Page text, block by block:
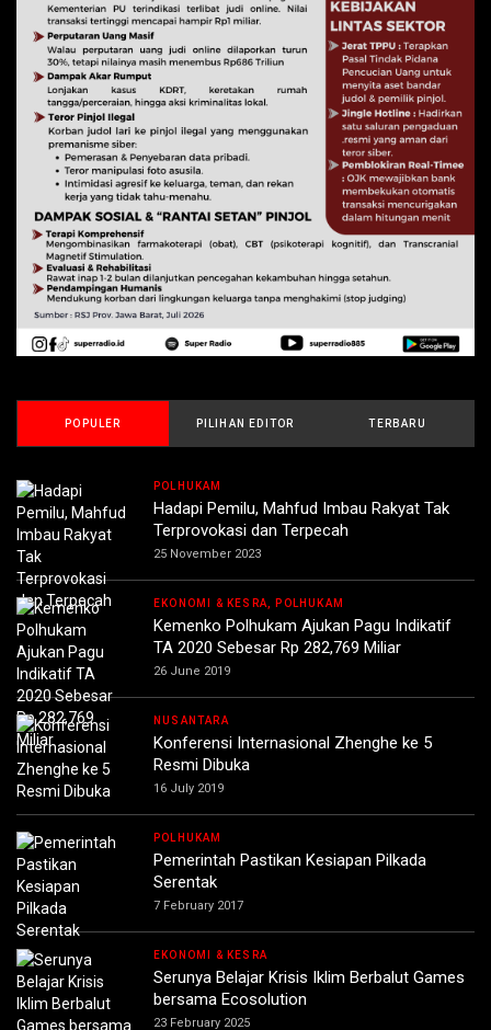
POPULER PILIHAN EDITOR TERBARU
POLHUKAM
Hadapi Pemilu, Mahfud Imbau Rakyat Tak
Terprovokasi dan Terpecah
25 November 2023
EKONOMI & KESRA, POLHUKAM
Kemenko Polhukam Ajukan Pagu Indikatif
TA 2020 Sebesar Rp 282,769 Miliar
26 June 2019
NUSANTARA
Konferensi Internasional Zhenghe ke 5
Resmi Dibuka
16 July 2019
POLHUKAM
Pemerintah Pastikan Kesiapan Pilkada
Serentak
7 February 2017
EKONOMI & KESRA
Serunya Belajar Krisis Iklim Berbalut Games
bersama Ecosolution
23 February 2025